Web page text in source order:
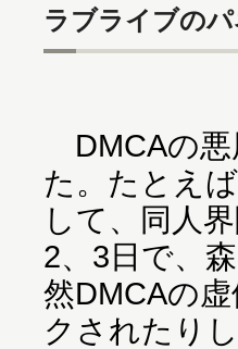
ラブライブの
DMCAの悪
た。たとえ
して、同人
2、3日で、
然DMCAの
クされたり